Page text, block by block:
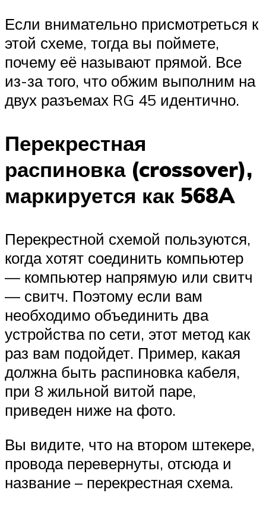
Если внимательно присмотреться к
этой схеме, тогда вы поймете,
почему её называют прямой. Все
из-за того, что обжим выполним на
двух разъемах RG 45 идентично.
Перекрестная
распиновка (crossover),
маркируется как 568A
Перекрестной схемой пользуются,
когда хотят соединить компьютер
— компьютер напрямую или свитч
— свитч. Поэтому если вам
необходимо объединить два
устройства по сети, этот метод как
раз вам подойдет. Пример, какая
должна быть распиновка кабеля,
при 8 жильной витой паре,
приведен ниже на фото.
Вы видите, что на втором штекере,
провода перевернуты, отсюда и
название – перекрестная схема.